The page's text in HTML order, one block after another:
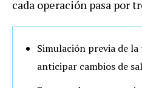
cada operación pasa por
Simulación previa de
anticipar cambios de